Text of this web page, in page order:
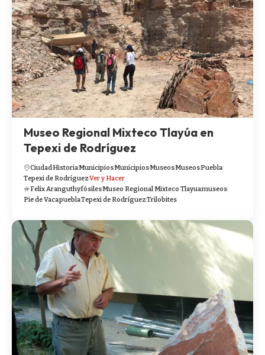
Museo Regional Mixteco Tlayúa en
Tepexi de Rodríguez
CiudadHistoriaMunicipiosMunicipiosMuseosMuseosPuebla
Tepexi de RodríguezVer y Hacer
Felix AranguthyfósilesMuseo Regional Mixteco Tlayuamuseos
Pie de VacapueblaTepexi de RodríguezTrilobites